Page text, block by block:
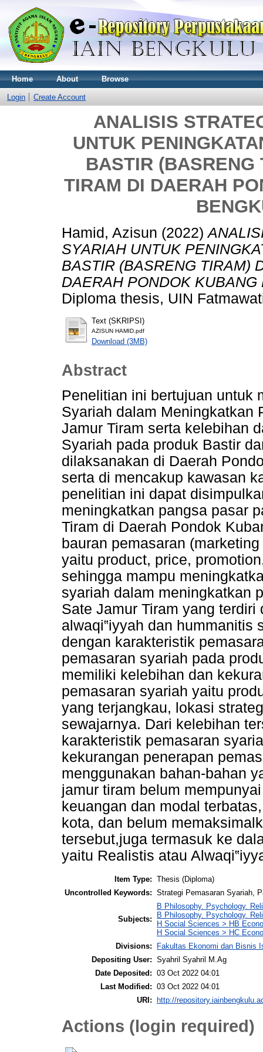
Home About Browse
Login Create Account
ANALISIS
UNTUK
BASTIR (BASRENG
TIRAM DI DAERAH
Hamid, Azisun (2022)
SYARIAH UNTUK
BASTIR (BASRENG TIRAM)
DAERAH PONDOK
Diploma thesis, UIN
Text (SKRIPSI)
AZISUN HAMID.pdf
Download (3MB)
Abstract
Penelitian ini bertujuan untuk
Syariah dalam Meningkatkan
Jamur Tiram serta kelebihan
Syariah pada produk Bastir
dilaksanakan di Daerah
serta di mencakup kawasan
penelitian ini dapat
meningkatkan pangsa pasar
Tiram di Daerah Pondok
bauran pemasaran
yaitu product, price,
sehingga mampu
syariah dalam meningkatkan
Sate Jamur Tiram yang
alwaqi‟iyyah dan hummanitis
dengan karakteristik
pemasaran syariah pada
memiliki kelebihan dan
pemasaran syariah yaitu
yang terjangkau, lokasi
sewajarnya. Dari kelebihan
karakteristik pemasaran
kekurangan penerapan
menggunakan bahan-bahan
jamur tiram belum
keuangan dan modal
kota, dan belum
tersebut,juga termasuk ke
yaitu Realistis atau
Item Type: Thesis (Diploma)
Uncontrolled Keywords: Strategi Pemasaran Syariah,
Subjects:
B Philosophy. Psychology.
B Philosophy. Psychology.
H Social Sciences > HB
H Social Sciences > HC
Divisions:
Fakultas Ekonomi dan Bisnis
Depositing User: Syahril Syahril M.Ag
Date Deposited: 03 Oct 2022 04:01
Last Modified: 03 Oct 2022 04:01
URI:
http://
Actions (login required)